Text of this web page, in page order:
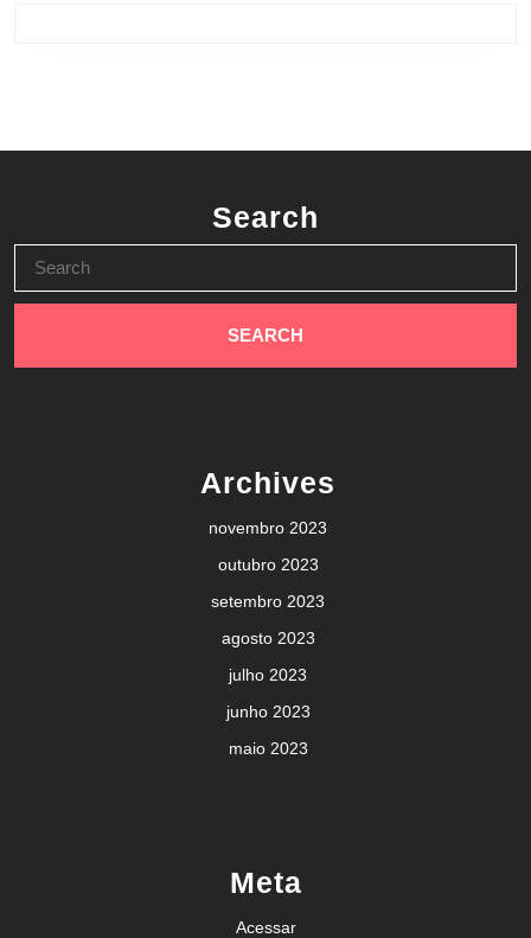
Search
for:
Archives
novembro 2023
outubro 2023
setembro 2023
agosto 2023
julho 2023
junho 2023
maio 2023
Meta
Acessar